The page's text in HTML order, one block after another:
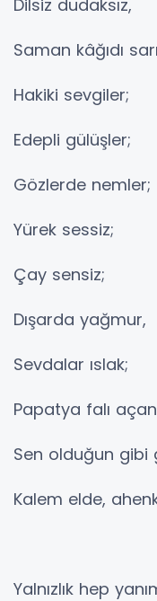
Dilsiz dudaksız,
Saman kâğıdı
Hakiki sevgiler;
Edepli gülüşler;
Gözlerde nemler;
Yürek sessiz;
Çay sensiz;
Dışarda yağmur,
Sevdalar ıslak;
Papatya falı
Sen olduğun gibi
Kalem elde,
Yalnızlık hep